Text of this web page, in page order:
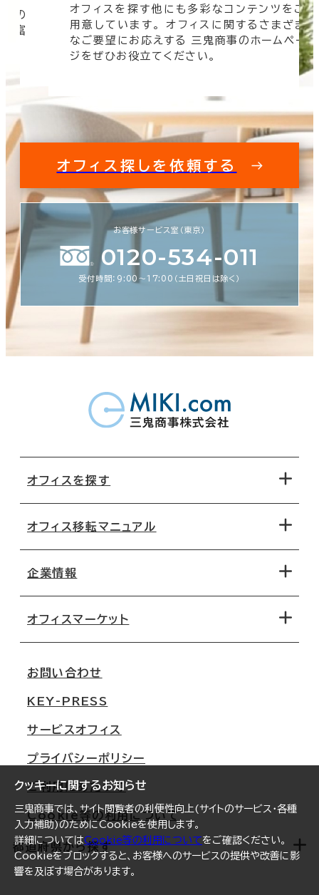
クッキーに関するお知らせ
三鬼商事では、サイト閲覧者の利便性向上(サイトのサービス・各種
入力補助)のためにCookieを使用します。
詳細についてはCookie等の利用についてをご確認ください。
Cookieをブロックすると、お客様へのサービスの提供や改善に影
響を及ぼす場合があります。
の
豊富
オフィスを探す他にも多彩なコンテンツをご
用意しています。 オフィスに関するさまざま
なご要望にお応えする 三鬼商事のホームペー
ジをぜひお役立てください。
オフィス探しを依頼する
お客様サービス室（東京）
0120-534-011
受付時間：9:00〜17:00（土日祝日は除く）
オフィスを探す
地図から探す
路線・駅から探す
オフィス移転マニュアル
移転コストシミュレーション
移転スケジュール
オフィス移転Q&A
企業情報
オフィスマーケット
大阪
名古屋
札幌
仙台
横浜
福岡
オフィスリポート
お問い合わせ
KEY-PRESS
サービスオフィス
プライバシーポリシー
ご利用にあたって
Cookie等の利用について
都道府県から探す